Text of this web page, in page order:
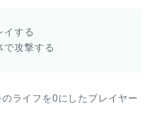
イする
で攻撃する
ライフを0にしたプレイヤー